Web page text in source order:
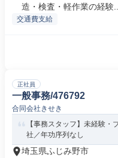
造・検査・軽作業の経験...
交通費支給
正社員
一般事務/476792
合同会社きせき
【事務スタッフ】未経験
社／年功序列なし
埼玉県ふじみ野市